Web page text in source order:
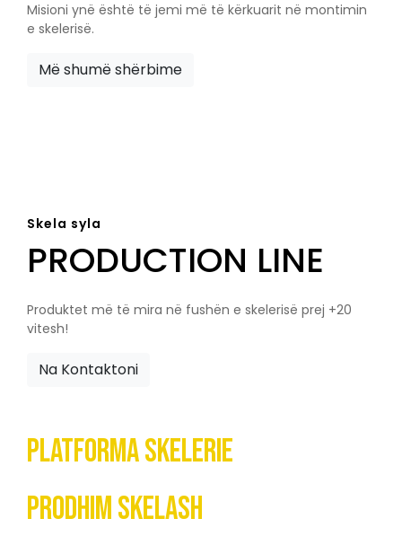
Misioni ynë është të jemi më të kërkuarit në montimin
e skelerisë.
Më shumë shërbime
Skela syla
PRODUCTION LINE
Produktet më të mira në fushën e skelerisë prej +20
vitesh!
Na Kontaktoni
Platforma Skelerie
Prodhim Skelash